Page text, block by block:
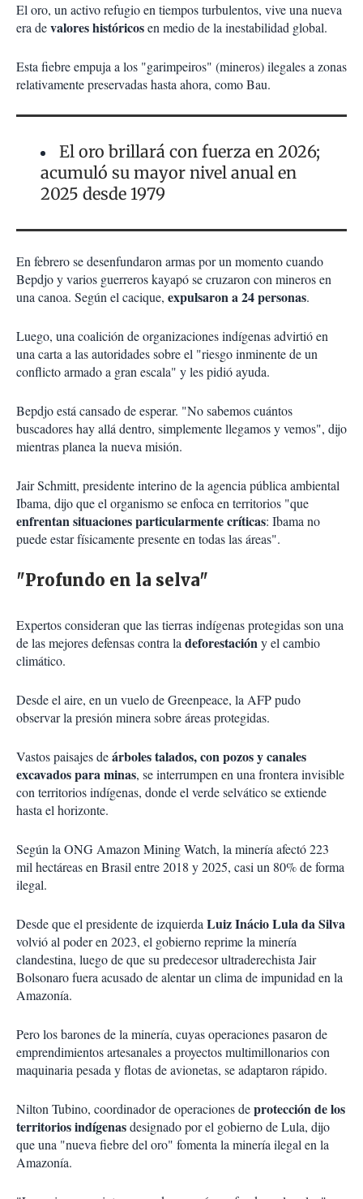
El oro, un activo refugio en tiempos turbulentos, vive una nueva
era devalores históricosen medio de la inestabilidad global.
Esta fiebre empuja a los "garimpeiros" (mineros) ilegales a zonas
relativamente preservadas hasta ahora, como Bau.
El oro brillará con fuerza en 2026;
acumuló su mayor nivel anual en
2025 desde 1979
En febrero se desenfundaron armas por un momento cuando
Bepdjo y varios guerreros kayapó se cruzaron con mineros en
una canoa. Según el cacique, expulsaron a 24 personas.
Luego, una coalición de organizaciones indígenas advirtió en
una carta a las autoridades sobre el "riesgo inminente de un
conflicto armado a gran escala" y les pidió ayuda.
Bepdjo está cansado de esperar. "No sabemos cuántos
buscadores hay allá dentro, simplemente llegamos y vemos", dijo
mientras planea la nueva misión.
Jair Schmitt, presidente interino de la agencia pública ambiental
Ibama, dijo que el organismo se enfoca en territorios "que
enfrentan situaciones particularmente críticas: Ibama no
puede estar físicamente presente en todas las áreas".
"Profundo en la selva"
Expertos consideran que las tierras indígenas protegidas son una
de las mejores defensas contra ladeforestacióny el cambio
climático.
Desde el aire, en un vuelo de Greenpeace, la AFP pudo
observar la presión minera sobre áreas protegidas.
Vastos paisajes deárboles talados, con pozos y canales
excavados para minas, se interrumpen en una frontera invisible
con territorios indígenas, donde el verde selvático se extiende
hasta el horizonte.
Según la ONG Amazon Mining Watch, la minería afectó 223
mil hectáreas en Brasil entre 2018 y 2025, casi un 80% de forma
ilegal.
Desde que el presidente de izquierdaLuiz Inácio Lula da Silva
volvió al poder en 2023, el gobierno reprime la minería
clandestina, luego de que su predecesor ultraderechista Jair
Bolsonaro fuera acusado de alentar un clima de impunidad en la
Amazonía.
Pero los barones de la minería, cuyas operaciones pasaron de
emprendimientos artesanales a proyectos multimillonarios con
maquinaria pesada y flotas de avionetas, se adaptaron rápido.
Nilton Tubino, coordinador de operaciones deprotección de los
territorios indígenasdesignado por el gobierno de Lula, dijo
que una "nueva fiebre del oro" fomenta la minería ilegal en la
Amazonía.